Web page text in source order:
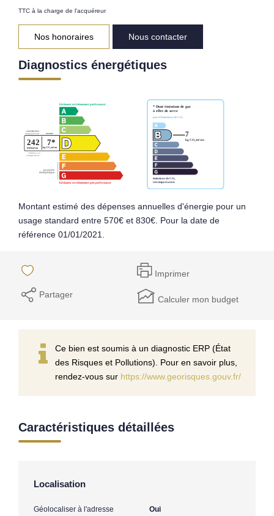
TTC à la charge de l'acquéreur
Nos honoraires Nous contacter
Diagnostics énergétiques
Montant estimé des dépenses annuelles d'énergie pour un
usage standard entre 570€ et 830€. Pour la date de
référence 01/01/2021.
Imprimer
Partager Calculer mon budget
Ce bien est soumis à un diagnostic ERP (État
des Risques et Pollutions). Pour en savoir plus,
rendez-vous sur https://www.georisques.gouv.fr/
Caractéristiques détaillées
Localisation
Géolocaliser à l'adresse
Oui